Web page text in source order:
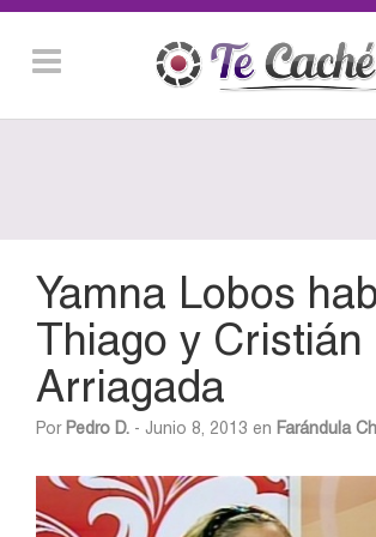
Yamna Lobos
Thiago y Cristián
Arriagada
Por Pedro D. - Junio 8, 2013 en Farándula